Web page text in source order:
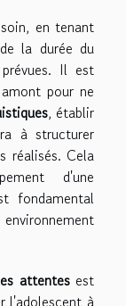
en tenant
la durée du
Il est
pour ne
, établir
à structurer
réalisés. Cela
d'une
fondamental
attentesest
l'adolescent à